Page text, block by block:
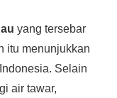
yang tersebar
itu menunjukkan
Selain
air tawar,